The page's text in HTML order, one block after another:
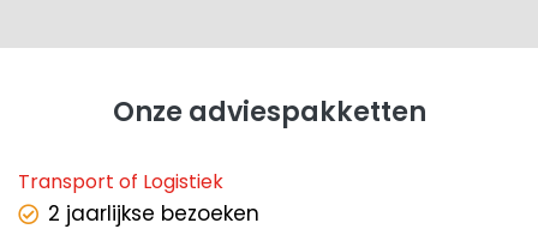
Onze adviespakketten
Transport of Logistiek
2 jaarlijkse bezoeken